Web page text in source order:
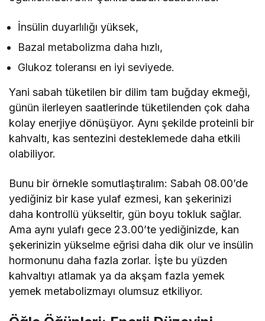
İnsülin duyarlılığı yüksek,
Bazal metabolizma daha hızlı,
Glukoz toleransı en iyi seviyede.
Yani sabah tüketilen bir dilim tam buğday ekmeği,
günün ilerleyen saatlerinde tüketilenden çok daha
kolay enerjiye dönüşüyor. Aynı şekilde proteinli bir
kahvaltı, kas sentezini desteklemede daha etkili
olabiliyor.
Bunu bir örnekle somutlaştıralım: Sabah 08.00’de
yediğiniz bir kase yulaf ezmesi, kan şekerinizi
daha kontrollü yükseltir, gün boyu tokluk sağlar.
Ama aynı yulafı gece 23.00’te yediğinizde, kan
şekerinizin yükselme eğrisi daha dik olur ve insülin
hormonunu daha fazla zorlar. İşte bu yüzden
kahvaltıyı atlamak ya da akşam fazla yemek
yemek metabolizmayı olumsuz etkiliyor.